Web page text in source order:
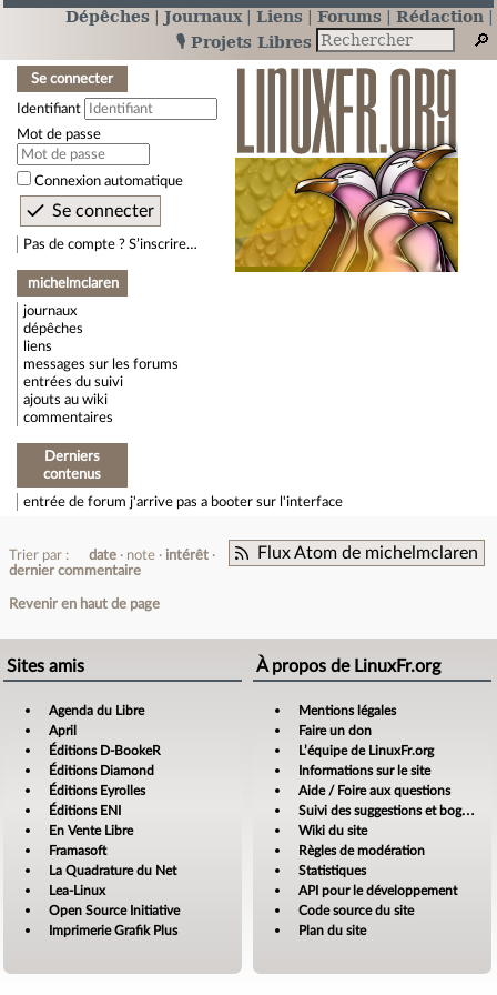
Dépêches Journaux Liens Forums
Rédaction
🎙️ Projets Libres
Se connecter
Identifiant
Mot de passe
Connexion automatique
Pas de compte ? S’inscrire…
michelmclaren
journaux
dépêches
liens
messages sur les forums
entrées du suivi
ajouts au wiki
commentaires
Derniers
contenus
entrée de forum j'arrive pas a booter sur l'interface
Flux Atom de michelmclaren
Trier par : date note
intérêt
dernier commentaire
Revenir en haut de page
Sites amis
Agenda du Libre
April
Éditions D-BookeR
Éditions Diamond
Éditions Eyrolles
Éditions ENI
En Vente Libre
Framasoft
La Quadrature du Net
Lea-Linux
Open Source Initiative
Imprimerie Grafik Plus
À propos de LinuxFr.org
Mentions légales
Faire un don
L’équipe de LinuxFr.org
Informations sur le site
Aide / Foire aux questions
Suivi des suggestions et bogues
Wiki du site
Règles de modération
Statistiques
API pour le développement
Code source du site
Plan du site